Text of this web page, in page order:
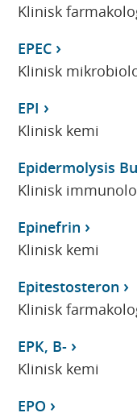
Klinisk
EPEC
Klinisk
EPI
Klinisk kemi
Epidermolysis
Klinisk
Epinefrin
Klinisk kemi
Epitestosteron
Klinisk
EPK, B-
Klinisk kemi
EPO